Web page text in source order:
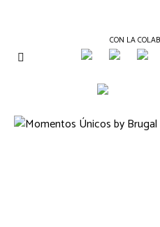
CON LA
Periódico
Gastronomía